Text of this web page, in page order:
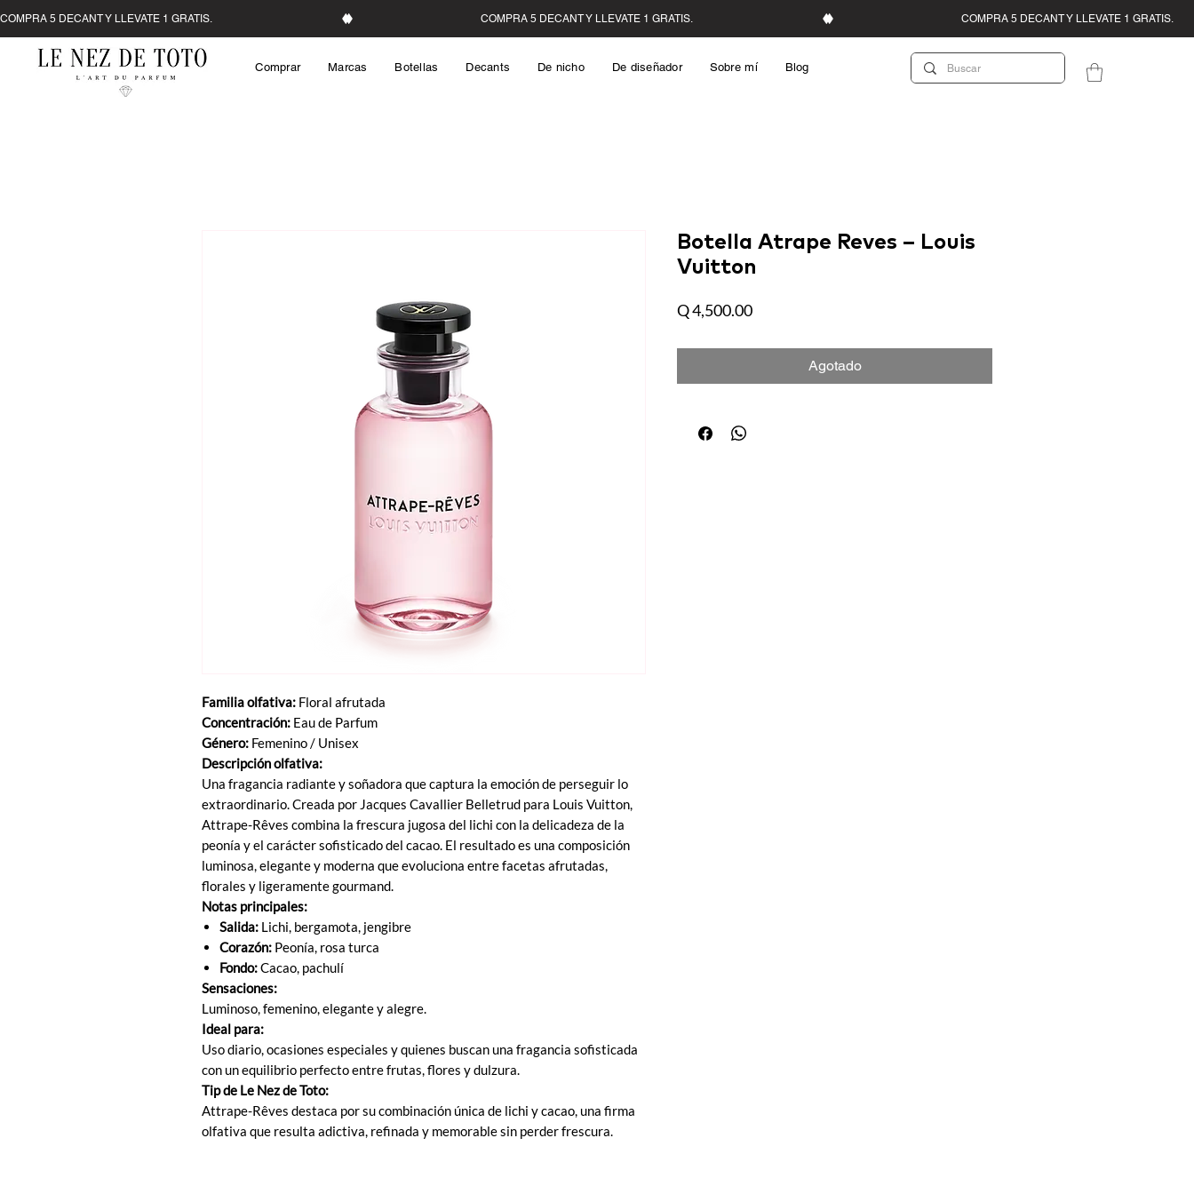
Comprar Marcas Botellas Decants De nicho De diseñador Sobre mí Blog
Familia olfativa: Floral afrutada
Concentración: Eau de Parfum
Género: Femenino / Unisex
Descripción olfativa:
Una fragancia radiante y soñadora que captura la emoción de perseguir lo
extraordinario. Creada por Jacques Cavallier Belletrud para Louis Vuitton,
Attrape-Rêves combina la frescura jugosa del lichi con la delicadeza de la
peonía y el carácter sofisticado del cacao. El resultado es una composición
luminosa, elegante y moderna que evoluciona entre facetas afrutadas,
florales y ligeramente gourmand.
Notas principales:
Salida: Lichi, bergamota, jengibre
Corazón: Peonía, rosa turca
Fondo:Cacao, pachulí
Sensaciones:
Luminoso, femenino, elegante y alegre.
Ideal para:
Uso diario, ocasiones especiales y quienes buscan una fragancia sofisticada
con un equilibrio perfecto entre frutas, flores y dulzura.
Tip de Le Nez de Toto:
Attrape-Rêves destaca por su combinación única de lichi y cacao, una firma
olfativa que resulta adictiva, refinada y memorable sin perder frescura.
Botella Atrape Reves – Louis
Vuitton
Q 4,500.00Precio
Agotado